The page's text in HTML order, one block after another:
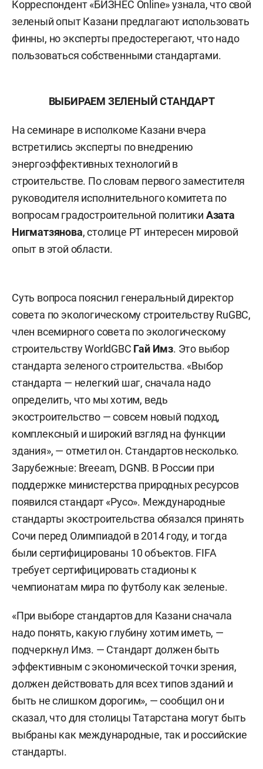
Корреспондент «БИЗНЕС Online» узнала, что свой
зеленый опыт Казани предлагают использовать
финны, но эксперты предостерегают, что надо
пользоваться собственными стандартами.
ВЫБИРАЕМ ЗЕЛЕНЫЙ СТАНДАРТ
На семинаре в исполкоме Казани вчера
встретились эксперты по внедрению
энергоэффективных технологий в
строительстве. По словам первого заместителя
руководителя исполнительного комитета по
вопросам градостроительной политики Азата
Нигматзянова, столице РТ интересен мировой
опыт в этой области.
Суть вопроса пояснил генеральный директор
совета по экологическому строительству RuGBC,
член всемирного совета по экологическому
строительству WorldGBC Гай Имз. Это выбор
стандарта зеленого строительства. «Выбор
стандарта — нелегкий шаг, сначала надо
определить, что мы хотим, ведь
экостроительство — совсем новый подход,
комплексный и широкий взгляд на функции
здания», — отметил он. Стандартов несколько.
Зарубежные: Breeam, DGNB. В России при
поддержке министерства природных ресурсов
появился стандарт «Русо». Международные
стандарты экостроительства обязался принять
Сочи перед Олимпиадой в 2014 году, и тогда
были сертифицированы 10 объектов. FIFA
требует сертифицировать стадионы к
чемпионатам мира по футболу как зеленые.
«При выборе стандартов для Казани сначала
надо понять, какую глубину хотим иметь, —
подчеркнул Имз. — Стандарт должен быть
эффективным с экономической точки зрения,
должен действовать для всех типов зданий и
быть не слишком дорогим», — сообщил он и
сказал, что для столицы Татарстана могут быть
выбраны как международные, так и российские
стандарты.